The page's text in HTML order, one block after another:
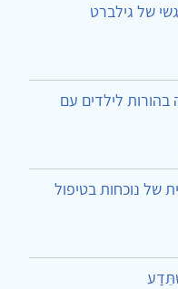
של גילברט
לילדים עם
של נוכחות בטיפול